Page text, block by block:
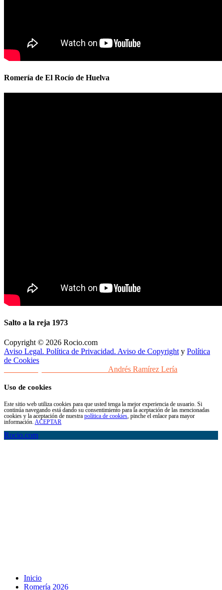
Romería de El Rocío de Huelva
Salto a la reja 1973
Copyright © 2026 Rocio.com
Aviso Legal. Política de Privacidad. Aviso de Copyright y Política
de Cookies
Andrés Ramírez Lería
Uso de cookies
Este sitio web utiliza cookies para que usted tenga la mejor experiencia de usuario. Si
continúa navegando está dando su consentimiento para la aceptación de las mencionadas
cookies y la aceptación de nuestra política de cookies , pinche el enlace para mayor
información. ACEPTAR
Rocio.com
Inicio
Romería 2026